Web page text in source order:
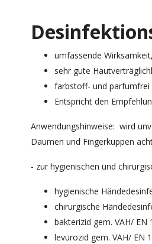
umfassende
sehr gute
farbstoff- und parfumfrei
Entspricht den
Anwendungshinweise: wird
Daumen und Fingerkuppen
- zur hygienischen und
hygienische
chirurgische
bakterizid gem. VAH/ EN
levurozid gem. VAH/ EN